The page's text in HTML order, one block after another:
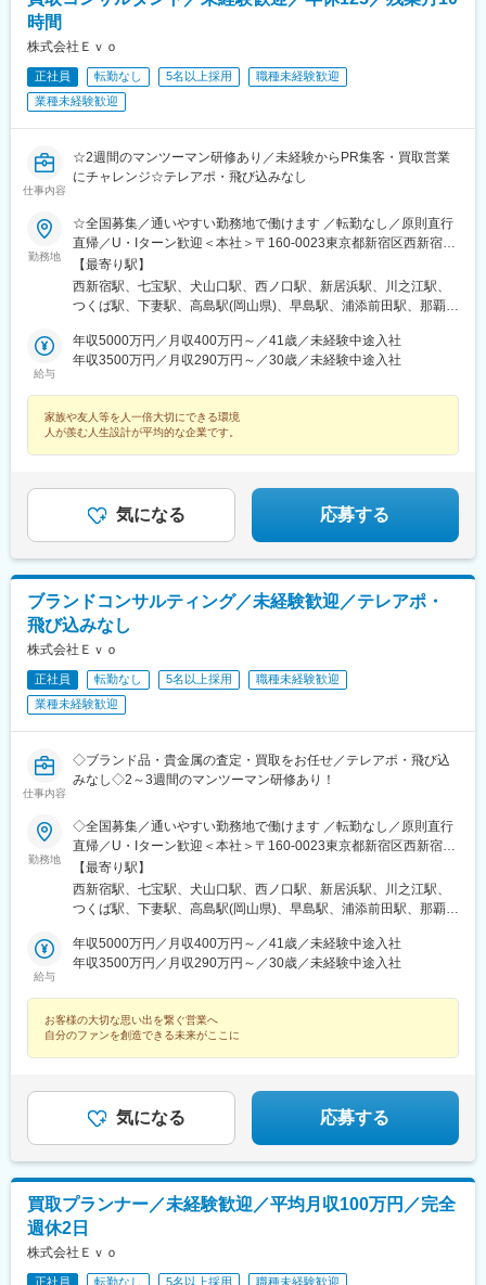
守谷駅、ゆめみ野駅、北春日部駅、上星川駅、善行駅、三崎口
駅、内宿駅、柏の葉キャンパス駅、岩瀬駅、古河駅、鶴瀬駅、東
武動物公園駅、上板橋駅、本厚木駅、亀戸水神駅、東千葉駅、高
田駅(神奈川県)、向ケ丘遊園駅、北山田駅(神奈川県)、西武柳沢
駅、川和町駅、雀宮駅、岡本駅(栃木県)、木更津駅、北松戸駅、武
里駅、栗橋駅、樅山駅、湯河原駅、松戸駅、東富岡駅、新鹿沼
駅、楡木駅、原木中山駅、東林間駅、東武宇都宮駅、秩父駅、小
駅、新守谷駅、流山おおたかの森駅、南柏駅、明大前駅、塚原
駅、瀬谷駅、北茅ケ崎駅、千葉ニュータウン中央駅、柏駅、西小
泉駅、公津の杜駅、八街駅、茂原駅、牛浜駅、藤沢駅、雑色駅、
西立川駅、北八王子駅、三鷹駅、曳舟駅、西葛西駅、逗子駅、宮
崎台駅、並木北駅、古淵駅、矢板駅、北真岡駅、伊勢原駅、淵野
港駅(大阪モノレール)、狛江駅、芳賀台駅、学園前駅(奈良県)、上
保原駅、肥後橋駅、下板橋駅、登戸駅、東伏見駅、下総中山駅、
山陽女学園前駅、球場前駅(高知県)、大江橋駅、宇都宮駅東口駅
時間
株式会社Ｅｖｏ
正社員 転勤なし 5名以上採用
職種未経験歓迎
業種未経験歓迎
仕事内容
☆2週間のマンツーマン研修あり／未経験からPR集客・買取営業
にチャレンジ☆テレアポ・飛び込みなし
勤務地
☆全国募集／通いやすい勤務地で働けます ／転勤なし／原則直行
直帰／U・Iターン歓迎＜本社＞〒160-0023東京都新宿区西新宿五
丁目1番1号 住友不動産新宿ファーストタワー3階※転居を伴う転
勤はありません。■その他勤務地・都内23区、関東のプロジェク
ト先やご希望の全国
【最寄り駅】
西新宿駅、七宝駅、犬山口駅、西ノ口駅、新居浜駅、川之江駅、
つくば駅、下妻駅、高島駅(岡山県)、早島駅、浦添前田駅、那覇空
くりこま高原駅、長町一丁目駅、宇治駅(奈良線)、久津川駅、山城
青谷駅、天ケ瀬駅、有佐駅、吉井駅(群馬県)、前橋大島駅、広駅、
駅(三重県)、三瀬谷駅、南鳥海駅、鶴岡駅、赤湯駅、奈古駅、日野
駅(滋賀県)、堅田駅、近江長岡駅、十文字駅、扇田駅、三ツ境駅、
公園駅、蛍池駅、津久見駅、松浦駅、石橋駅(長崎県)、上田駅、小
作駅、和泉多摩川駅、井荻駅、阿波山川駅、石井駅(徳島県)、南小
松島駅、ゆいの杜東駅、高久駅、五位堂駅、富雄駅、西加積駅、
東野尻駅、ハーモニーホール駅、遠賀川駅、行橋駅、糸島高校前
駅、保原駅、会津若松駅、原ノ町駅、山陽網干駅、三木駅(神戸電
鉄線)、南小樽駅、稲積公園駅、苫小牧駅、和歌山港駅、淀屋橋
駅、大山駅(東京都)、モレラ岐阜駅、千歳駅(北海道)、卸町駅(宮城
県)、伏屋駅、吉塚駅、伊予三島駅、友部駅、花崎駅、偕楽園駅、
守谷駅、ゆめみ野駅、北春日部駅、上星川駅、善行駅、三崎口
駅、内宿駅、柏の葉キャンパス駅、岩瀬駅、古河駅、鶴瀬駅、東
武動物公園駅、上板橋駅、本厚木駅、亀戸水神駅、東千葉駅、高
田駅(神奈川県)、向ケ丘遊園駅、北山田駅(神奈川県)、西武柳沢
駅、川和町駅、雀宮駅、岡本駅(栃木県)、木更津駅、北松戸駅、武
里駅、栗橋駅、樅山駅、湯河原駅、松戸駅、東富岡駅、新鹿沼
駅、楡木駅、原木中山駅、東林間駅、東武宇都宮駅、秩父駅、小
駅、新守谷駅、流山おおたかの森駅、南柏駅、明大前駅、塚原
駅、瀬谷駅、北茅ケ崎駅、千葉ニュータウン中央駅、柏駅、西小
泉駅、公津の杜駅、八街駅、茂原駅、牛浜駅、藤沢駅、雑色駅、
西立川駅、北八王子駅、三鷹駅、曳舟駅、西葛西駅、逗子駅、宮
崎台駅、並木北駅、古淵駅、矢板駅、北真岡駅、伊勢原駅、淵野
港駅(大阪モノレール)、狛江駅、芳賀台駅、学園前駅(奈良県)、上
保原駅、肥後橋駅、下板橋駅、登戸駅、東伏見駅、下総中山駅、
山陽女学園前駅、球場前駅(高知県)、大江橋駅、宇都宮駅東口駅
給与
年収5000万円／月収400万円～／41歳／未経験中途入社
年収3500万円／月収290万円～／30歳／未経験中途入社
家族や友人等を人一倍大切にできる環境
人が羨む人生設計が平均的な企業です。
気になる 応募する
ブランドコンサルティング／未経験歓迎／テレアポ・
飛び込みなし
株式会社Ｅｖｏ
正社員 転勤なし 5名以上採用
職種未経験歓迎
業種未経験歓迎
仕事内容
◇ブランド品・貴金属の査定・買取をお任せ／テレアポ・飛び込
みなし◇2～3週間のマンツーマン研修あり！
勤務地
◇全国募集／通いやすい勤務地で働けます ／転勤なし／原則直行
直帰／U・Iターン歓迎＜本社＞〒160-0023東京都新宿区西新宿五
丁目1番1号 住友不動産新宿ファーストタワー3階※転居を伴う転
勤はありません。■その他勤務地・都内23区、関東のプロジェク
ト先やご希望の全国
【最寄り駅】
西新宿駅、七宝駅、犬山口駅、西ノ口駅、新居浜駅、川之江駅、
つくば駅、下妻駅、高島駅(岡山県)、早島駅、浦添前田駅、那覇空
くりこま高原駅、長町一丁目駅、宇治駅(奈良線)、久津川駅、山城
青谷駅、天ケ瀬駅、有佐駅、吉井駅(群馬県)、前橋大島駅、広駅、
駅(三重県)、三瀬谷駅、南鳥海駅、鶴岡駅、赤湯駅、奈古駅、日野
駅(滋賀県)、堅田駅、近江長岡駅、十文字駅、扇田駅、三ツ境駅、
公園駅、蛍池駅、津久見駅、松浦駅、石橋駅(長崎県)、上田駅、小
作駅、和泉多摩川駅、井荻駅、阿波山川駅、石井駅(徳島県)、南小
松島駅、ゆいの杜東駅、高久駅、五位堂駅、富雄駅、西加積駅、
東野尻駅、ハーモニーホール駅、遠賀川駅、行橋駅、糸島高校前
駅、保原駅、会津若松駅、原ノ町駅、山陽網干駅、三木駅(神戸電
鉄線)、南小樽駅、稲積公園駅、苫小牧駅、和歌山港駅、淀屋橋
駅、大山駅(東京都)、モレラ岐阜駅、千歳駅(北海道)、卸町駅(宮城
県)、伏屋駅、吉塚駅、伊予三島駅、友部駅、花崎駅、偕楽園駅、
守谷駅、ゆめみ野駅、北春日部駅、上星川駅、善行駅、三崎口
駅、内宿駅、柏の葉キャンパス駅、岩瀬駅、古河駅、鶴瀬駅、東
給与
年収5000万円／月収400万円～／41歳／未経験中途入社
年収3500万円／月収290万円～／30歳／未経験中途入社
お客様の大切な思い出を繋ぐ営業へ
自分のファンを創造できる未来がここに
気になる 応募する
買取プランナー／未経験歓迎／平均月収100万円／完全
週休2日
株式会社Ｅｖｏ
正社員 転勤なし 5名以上採用 職種未経験歓迎